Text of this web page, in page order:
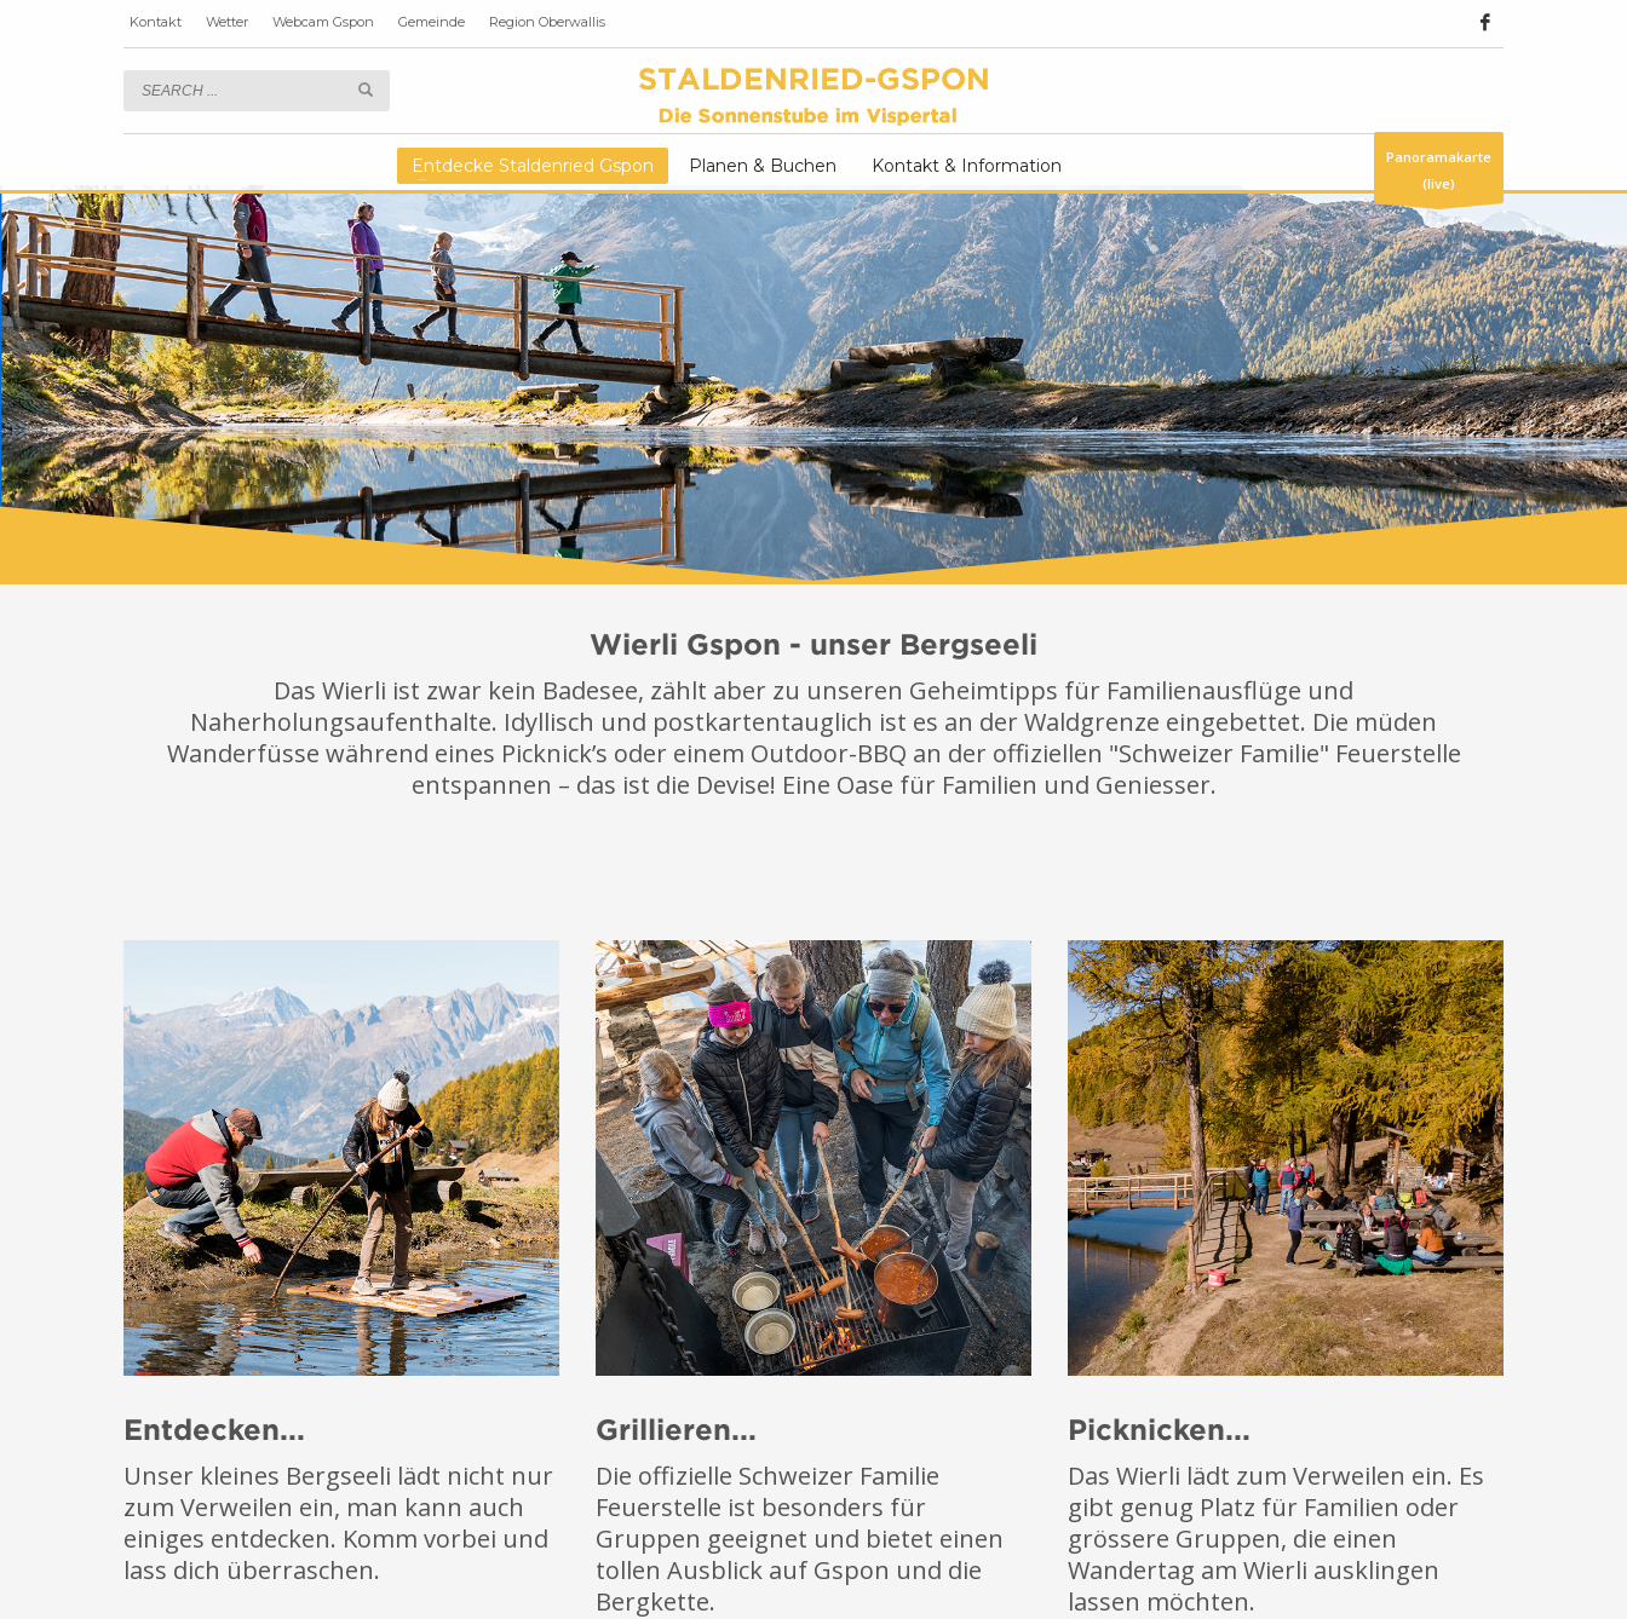
Kontakt Wetter Webcam Gspon Gemeinde Region Oberwallis
Entdecke Staldenried Gspon Planen & Buchen Kontakt & Information
Panoramakarte
(live)
Wierli Gspon - unser Bergseeli
Das Wierli ist zwar kein Badesee, zählt aber zu unseren Geheimtipps für Familienausflüge und
Naherholungsaufenthalte. Idyllisch und postkartentauglich ist es an der Waldgrenze eingebettet. Die müden
Wanderfüsse während eines Picknick’s oder einem Outdoor-BBQ an der offiziellen "Schweizer Familie" Feuerstelle
entspannen – das ist die Devise! Eine Oase für Familien und Geniesser.
Entdecken...
Unser kleines Bergseeli lädt nicht nur
zum Verweilen ein, man kann auch
einiges entdecken. Komm vorbei und
lass dich überraschen.
Grillieren...
Die offizielle Schweizer Familie
Feuerstelle ist besonders für
Gruppen geeignet und bietet einen
tollen Ausblick auf Gspon und die
Bergkette.
Picknicken...
Das Wierli lädt zum Verweilen ein. Es
gibt genug Platz für Familien oder
grössere Gruppen, die einen
Wandertag am Wierli ausklingen
lassen möchten.